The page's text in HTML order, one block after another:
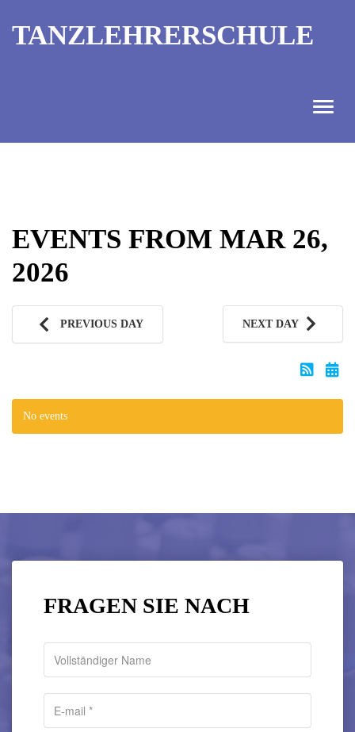
TANZLEHRERSCHULE
AUSBILDUNGTERMINE
KONTAKT
TANZMEISTER
EVENTS FROM MAR 26,
2026
PREVIOUS DAY NEXT DAY
No events
FRAGEN SIE NACH